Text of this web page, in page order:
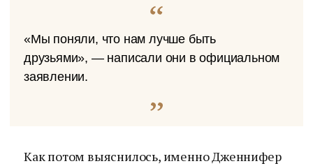
«Мы поняли, что нам лучше быть
друзьями», — написали они в официальном
заявлении.
Как потом выяснилось, именно Дженнифер